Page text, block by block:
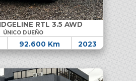
RTL 3.5 AWD
ÚNICO DUEÑO
92.600 Km 2023